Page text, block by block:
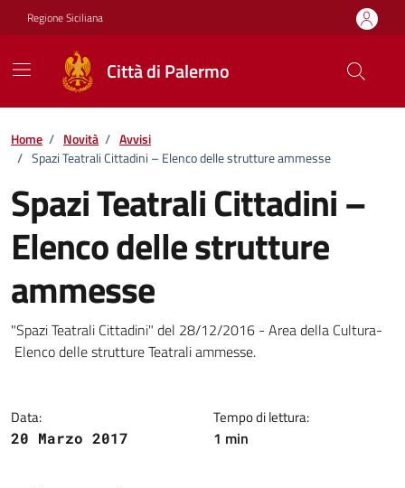
Vai ai contenuti
Vai al footer
Regione Siciliana
Città di Palermo
Home / Novità / Avvisi
/ Spazi Teatrali Cittadini – Elenco delle strutture ammesse
Spazi Teatrali Cittadini –
Elenco delle strutture
ammesse
Dettagli della notizia
"Spazi Teatrali Cittadini" del 28/12/2016 - Area della Cultura-
Elenco delle strutture Teatrali ammesse.
Data:
20 Marzo 2017
Tempo di lettura:
1 min